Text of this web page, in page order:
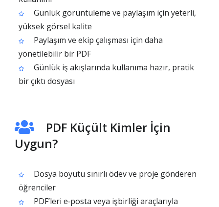
Günlük görüntüleme ve paylaşım için yeterli,
yüksek görsel kalite
Paylaşım ve ekip çalışması için daha
yönetilebilir bir PDF
Günlük iş akışlarında kullanıma hazır, pratik
bir çıktı dosyası
PDF Küçült Kimler İçin
Uygun?
Dosya boyutu sınırlı ödev ve proje gönderen
öğrenciler
PDF’leri e‑posta veya işbirliği araçlarıyla